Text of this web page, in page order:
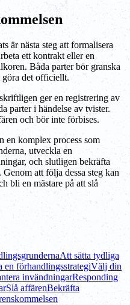
är nästa steg att formalisera
ett kontrakt eller en
Båda parter bör granska
göra det officiellt.
ger en registrering av
parter i händelse av tvister.
och bör inte förbises.
en komplex process som
utveckla en
och slutligen bekräfta
att följa dessa steg kan
bli en mästare på att slå
Att sätta tydliga
en förhandlingsstrategiVälj din
invändningarResponding
Slå affärenBekräfta